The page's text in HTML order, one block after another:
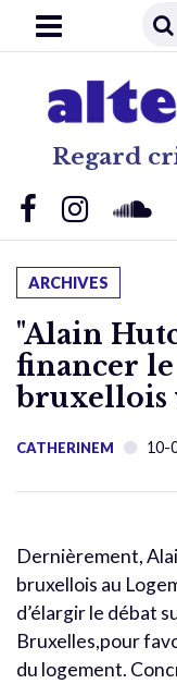
Regard
ARCHIVES
"Alain
financer
bruxellois
CATHERINEM 10-
Dernièrement,
bruxellois au
d’élargir le débat
Bruxelles,pour
du logement.